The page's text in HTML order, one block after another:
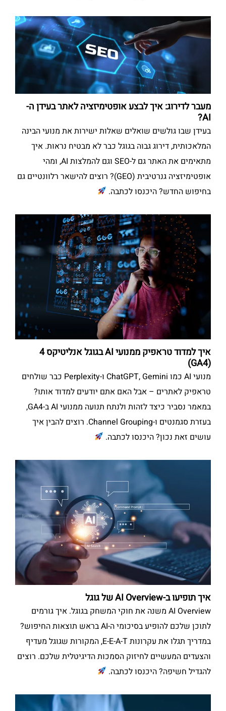
מעבר לדירוג: איך לבצע אופטימיזציה לאתר בעידן ה-
AI?
בעידן שבו גולשים שואלים שאלות ישירות את מנועי הבינה
המלאכותית, דירוג גבוה בגוגל כבר לא מבטיח נראות. איך
מתאימים את האתר גם ל-SEO וגם להמלצות AI, ומהי
אופטימיזציה גנרטיבית (GEO)? רוצים להישאר רלוונטיים גם
בחיפוש החדש? היכנסו לכתבה.
איך למדוד טראפיק ממנועי AI בגוגל אנליטיקס 4
(GA4)
מנועי AI כמו ChatGPT, Gemini ו-Perplexity כבר שולחים
טראפיק לאתרים – אבל האם אתם יודעים למדוד אותו?
במאמר נסביר כיצד לזהות ולנתח תנועה ממנועי AI ב-GA4,
בעזרת סגמנטים ו-Channel Grouping. רוצים להבין איך
עושים זאת נכון? היכנסו לכתבה.
איך תופיעו ב-AI Overview של גוגל
AI Overview משנה את חוקי המשחק בגוגל. איך גורמים
לתוכן שלכם להופיע בסיכומי ה-AI בראש תוצאות החיפוש?
במדריך תגלו את עקרונות E-E-A-T, המקורות שגוגל מעדיף
והצעדים המעשיים לחיזוק הסמכות הדיגיטלית שלכם. רוצים
להגדיל חשיפה? היכנסו לכתבה.